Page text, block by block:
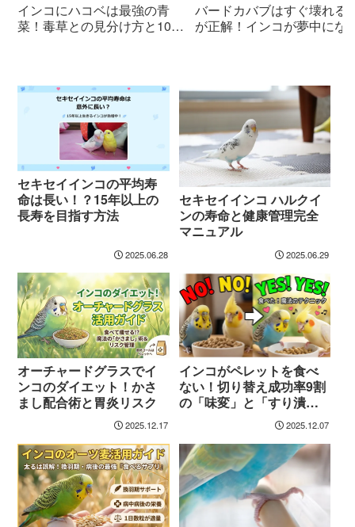
インコにハコベは最強の青
菜！毒草との見分け方と100
バードカバブはすぐ壊れる
が正解！インコが夢中にな
セキセイインコの平均寿
命は長い！？15年以上の
長寿を目指す方法
2025.06.28
セキセイインコ ハルクイ
ンの寿命と健康管理完全
マニュアル
2025.06.29
オーチャードグラスでイ
ンコのダイエット！かさ
まし配合術と胃炎リスク
2025.12.17
インコがペレットを食べ
ない！切り替え成功率9割
の「味変」と「すり潰
2025.12.07